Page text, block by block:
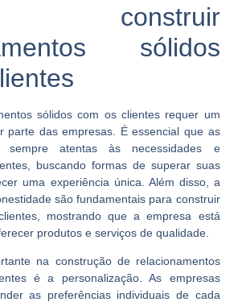
construir
sólidos
sólidos com os clientes requer um
parte das empresas. É essencial que as
sempre atentas às necessidades e
buscando formas de superar suas
uma experiência única. Além disso, a
são fundamentais para construir
mostrando que a empresa está
produtos e serviços de qualidade.
na construção de relacionamentos
é a personalização. As empresas
as preferências individuais de cada